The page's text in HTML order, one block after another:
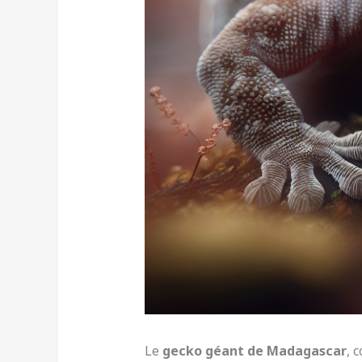
Le gecko géant de Madagascar,